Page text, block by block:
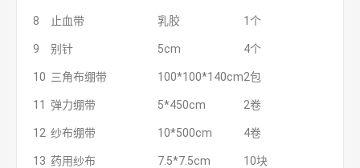
8 止血带 乳胶 1个
9 别针 5cm 4个
10 三角布绷带 100*100*140cm2包
11 弹力绷带 5*450cm 2卷
12 纱布绷带 10*500cm 4卷
13 药用纱布 7.5*7.5cm 10块